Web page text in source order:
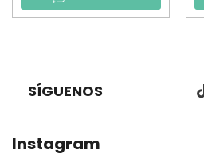
SÍGUENOS
Instagram